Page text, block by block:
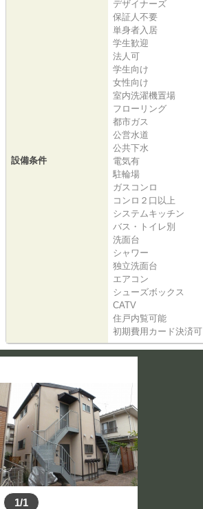
設備条件
デザイナーズ
保証人不要
単身者入居
学生歓迎
法人可
学生向け
女性向け
室内洗濯機置場
フローリング
都市ガス
公営水道
公共下水
電気有
駐輪場
ガスコンロ
コンロ２口以上
システムキッチン
バス・トイレ別
洗面台
シャワー
独立洗面台
エアコン
シューズボックス
CATV
住戸内覧可能
初期費用カード決済可
1/1